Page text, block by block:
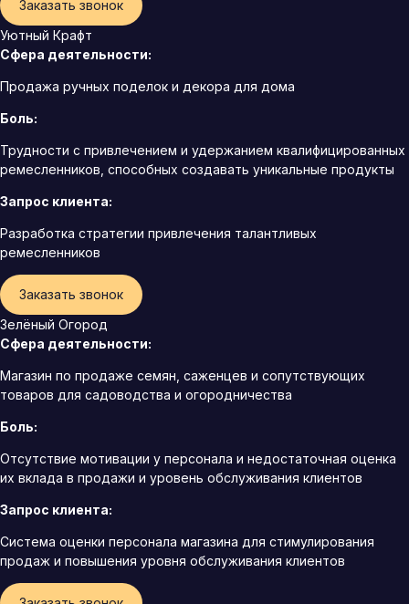
Заказать звонок
Уютный Крафт
Сфера деятельности:
Продажа ручных поделок и декора для дома
Боль:
Трудности с привлечением и удержанием квалифицированных
ремесленников, способных создавать уникальные продукты
Запрос клиента:
Разработка стратегии привлечения талантливых
ремесленников
Заказать звонок
Зелёный Огород
Сфера деятельности:
Магазин по продаже семян, саженцев и сопутствующих
товаров для садоводства и огородничества
Боль:
Отсутствие мотивации у персонала и недостаточная оценка
их вклада в продажи и уровень обслуживания клиентов
Запрос клиента:
Система оценки персонала магазина для стимулирования
продаж и повышения уровня обслуживания клиентов